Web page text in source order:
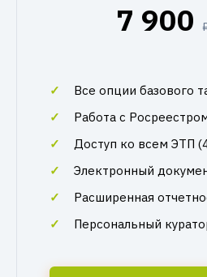
7 900
Все опции базового
Работа с
Доступ ко всем ЭТП
Электронный
Расширенная
Персональный